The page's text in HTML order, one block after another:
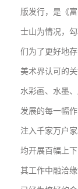
版发行，是《
士山为情况，
们为了更好地
美术界认可的
水彩画、水墨
发展的每一幅
注入千家万户
均开展百幅上
其工作中融洽